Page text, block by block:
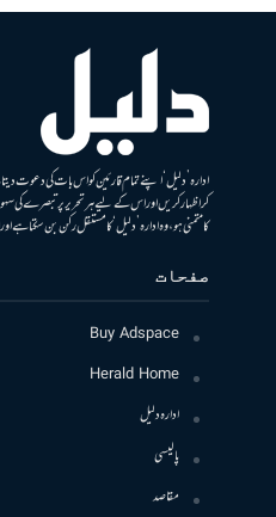
ادارہ ’دلیل‘ اپنے تمام قارئین کو اس بات کی دعوت
کر اظہار کریں اور اس کے لیے ہر تحریر پر تبصرے کی
کا متمنی ہو، وہ ادارہ ’دلیل‘ کا مستقل رکن بن سکتا
صفحات
Buy Adspace
Herald Home
ادارہ دلیل
پالیسی
مقاصد